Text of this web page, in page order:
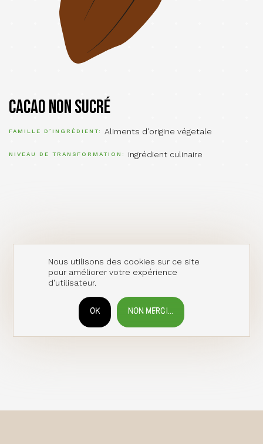
Cacao non sucré
FAMILLE D’INGRÉDIENT Aliments d'origine végetale
NIVEAU DE TRANSFORMATION ingrédient culinaire
Nous utilisons des cookies sur ce site
pour améliorer votre expérience
d'utilisateur.
NON MERCI...
OK
RETIRER LE CONSENTEMENT